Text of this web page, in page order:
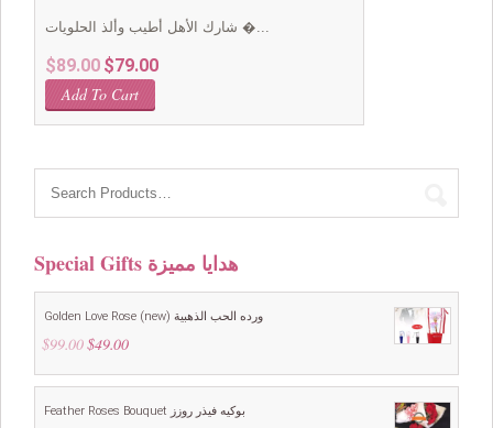
شارك الأهل أطيب وألذ الحلويات �...
$89.00 Original
price
was:
$79.00Current
Add To Cart
Special Gifts هدايا مميزة
Golden Love Rose (new) ورده الحب الذهبية
$99.00 Original
was:
$49.00Current
is:
Feather Roses Bouquet بوكيه فيذر روزز